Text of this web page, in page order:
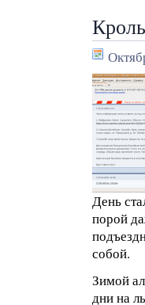
День
порой
собой.
Зимой
дни на